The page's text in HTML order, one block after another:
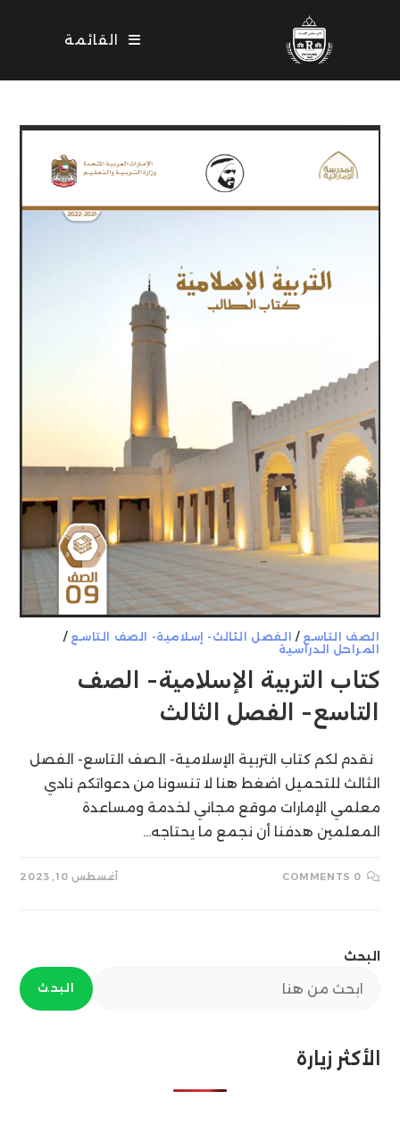
القائمة
الصف التاسع / الفصل الثالث- إسلامية- الصف التاسع /
المراحل الدراسية
كتاب التربية الإسلامية- الصف
التاسع- الفصل الثالث
نقدم لكم كتاب التربية الإسلامية- الصف التاسع- الفصل
الثالث للتحميل اضغط هنا لا تنسونا من دعواتكم نادي
معلمي الإمارات موقع مجاني لخدمة ومساعدة
المعلمين هدفنا أن نجمع ما يحتاجه…
0 COMMENTS أغسطس 10, 2023
البحث
البحث
الأكثر زيارة